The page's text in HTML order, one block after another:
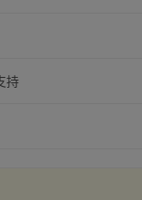
持